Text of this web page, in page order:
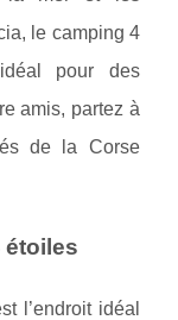
le camping 4
pour des
amis, partez à
de la Corse
étoiles
l’endroit idéal